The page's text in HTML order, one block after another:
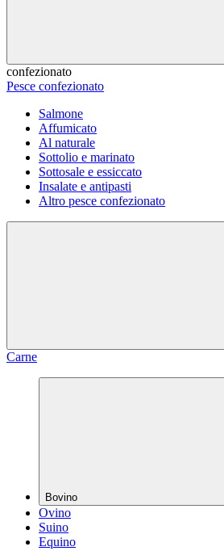
confezionato
Pesce confezionato
Salmone
Affumicato
Al naturale
Sottolio e marinato
Sottosale e essiccato
Insalate e antipasti
Altro pesce confezionato
Carne
Bovino
Ovino
Suino
Equino